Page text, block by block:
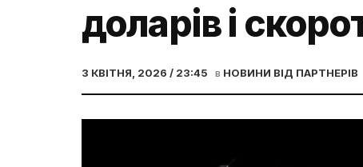
доларів і
3 КВІТНЯ, 2026 / 23:45 в НОВИНИ ВІД ПАРТНЕРІВ